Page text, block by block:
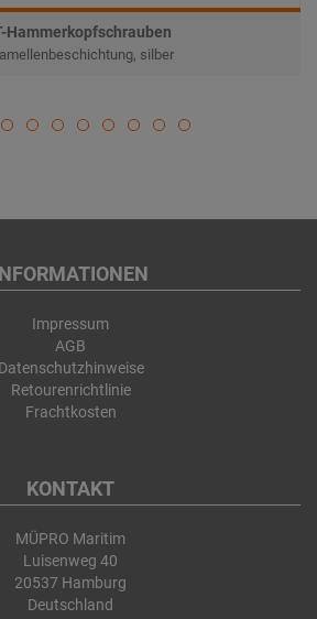
Hammerkopfschrauben
silber
Impressum
AGB
Datenschutzhinweise
Retourenrichtlinie
Frachtkosten
KONTAKT
MÜPRO Maritim
Luisenweg 40
20537 Hamburg
Deutschland